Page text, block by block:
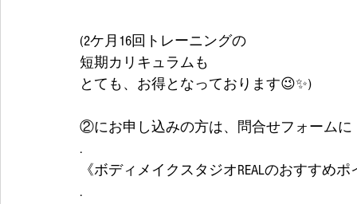
(2ケ月16回トレーニングの
短期カリキュラムも
とても、お得となっております😉✨)
②にお申し込みの方は、問合せフォーム
.
《ボディメイクスタジオREALのおすすめ
.